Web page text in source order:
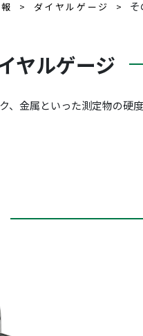
ダイヤルゲージ
ヤルゲージ
、金属といった測定物の硬